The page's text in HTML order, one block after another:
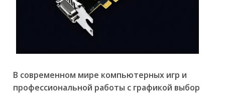
В современном мире компьютерных игр и
профессиональной работы с графикой выбор